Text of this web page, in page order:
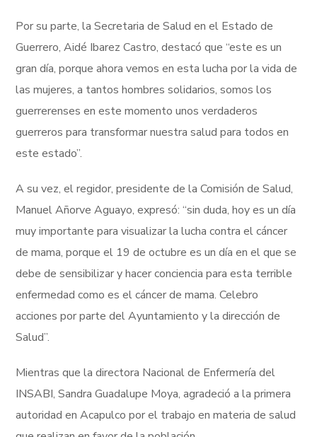
Por su parte, la Secretaria de Salud en el Estado de
Guerrero, Aidé Ibarez Castro, destacó que “este es un
gran día, porque ahora vemos en esta lucha por la vida de
las mujeres, a tantos hombres solidarios, somos los
guerrerenses en este momento unos verdaderos
guerreros para transformar nuestra salud para todos en
este estado”.
A su vez, el regidor, presidente de la Comisión de Salud,
Manuel Añorve Aguayo, expresó: “sin duda, hoy es un día
muy importante para visualizar la lucha contra el cáncer
de mama, porque el 19 de octubre es un día en el que se
debe de sensibilizar y hacer conciencia para esta terrible
enfermedad como es el cáncer de mama. Celebro
acciones por parte del Ayuntamiento y la dirección de
Salud”.
Mientras que la directora Nacional de Enfermería del
INSABI, Sandra Guadalupe Moya, agradeció a la primera
autoridad en Acapulco por el trabajo en materia de salud